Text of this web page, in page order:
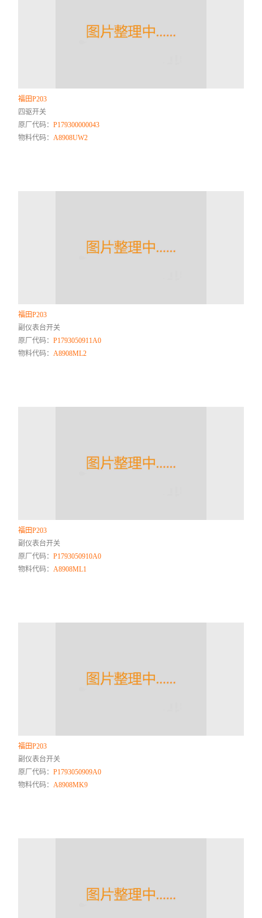
福田P203
四驱开关
原厂代码：P179300000043
物料代码：A8908UW2
福田P203
副仪表台开关
原厂代码：P1793050911A0
物料代码：A8908ML2
福田P203
副仪表台开关
原厂代码：P1793050910A0
物料代码：A8908ML1
福田P203
副仪表台开关
原厂代码：P1793050909A0
物料代码： A8908MK9